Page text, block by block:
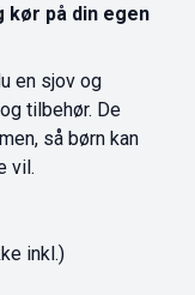
kør på din egen
en sjov og
tilbehør. De
så børn kan
vil.
inkl.)